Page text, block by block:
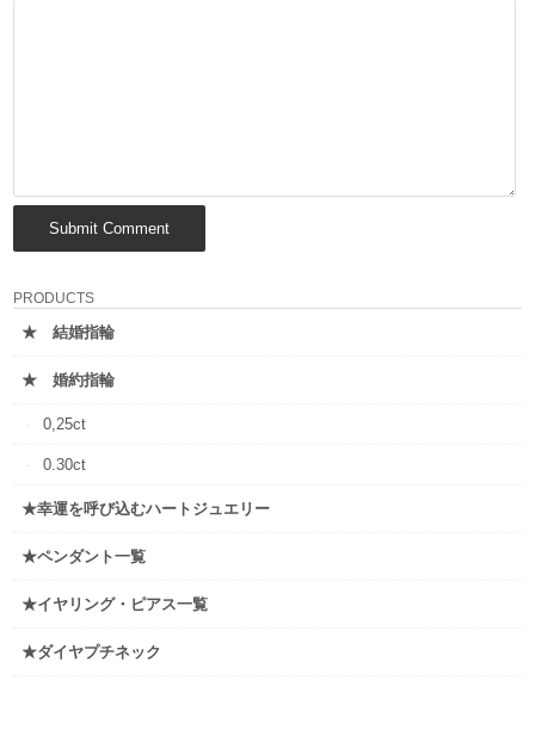
PRODUCTS
★ 結婚指輪
★ 婚約指輪
0,25ct
0.30ct
★幸運を呼び込むハートジュエリー
★ペンダント一覧
★イヤリング・ピアス一覧
★ダイヤプチネック